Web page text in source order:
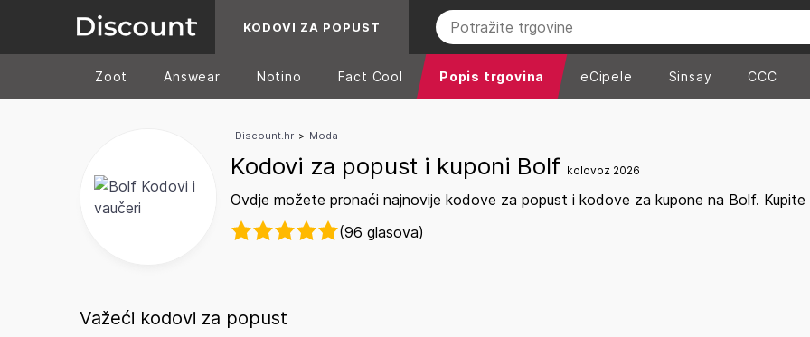
KODOVI ZA POPUST
Zoot Answear Notino Fact Cool Popis trgovina eCipele Sinsay CCC
Discount.hr > Moda
Kodovi za popust i kuponi Bolf kolovoz 2026
Ovdje možete pronaći najnovije kodove za popust i kodove za kupone na Bolf. Kupite
(96 glasova)
Važeći kodovi za popust